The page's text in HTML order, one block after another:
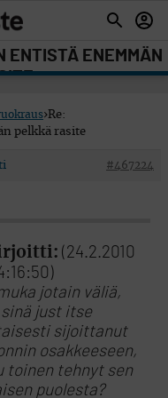
ENTISTÄ ENEMMÄN
›Re:
pelkkä rasite
#467224
(24.2.2010
jotain väliä,
just itse
sijoittanut
osakkeeseen,
toinen tehnyt sen
puolesta?